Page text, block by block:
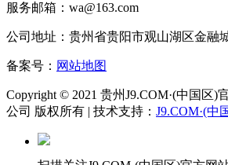
服务邮箱：wa@163.com
公司地址：贵州省贵阳市观山湖区金融
备案号： 网站地图
Copyright © 2021 贵州J9.COM·(中国区)
公司 版权所有 | 技术支持： J9.COM·(中